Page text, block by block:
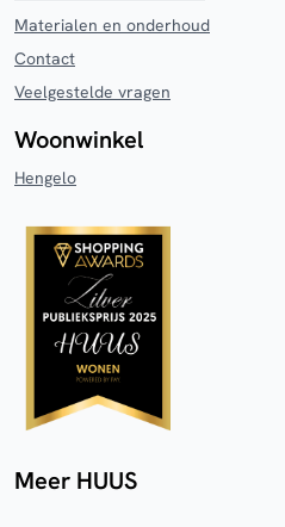
Materialen en onderhoud
Contact
Veelgestelde vragen
Woonwinkel
Hengelo
Meer HUUS